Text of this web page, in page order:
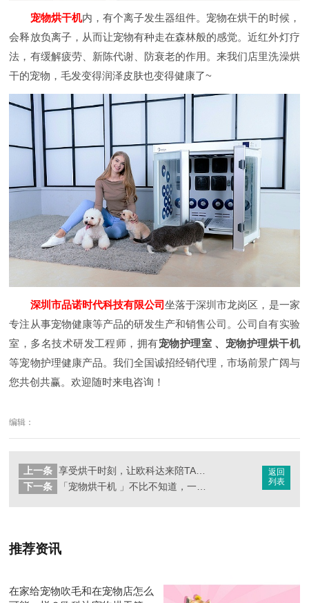
宠物烘干机内，有个离子发生器组件。宠物在烘干的时候，
会释放负离子，从而让宠物有种走在森林般的感觉。近红外灯疗
法，有缓解疲劳、新陈代谢、防衰老的作用。来我们店里洗澡烘
干的宠物，毛发变得润泽皮肤也变得健康了~
深圳市品诺时代科技有限公司坐落于深圳市龙岗区，是一家
专注从事宠物健康等产品的研发生产和销售公司。公司自有实验
室，多名技术研发工程师，拥有宠物护理室 、宠物护理烘干机
等宠物护理健康产品。我们全国诚招经销代理，市场前景广阔与
您共创共赢。欢迎随时来电咨询！
编辑：
返回
列表
上一条
享受烘干时刻，让欧科达来陪TA——宠物烘干机
下一条
推荐资讯
在家给宠物吹毛和在宠物店怎么